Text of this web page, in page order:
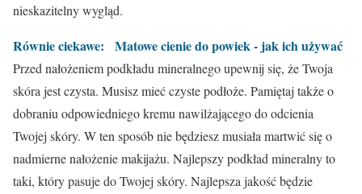
nieskazitelny wygląd.
Równie ciekawe: Matowe cienie do powiek - jak ich używać
Przed nałożeniem podkładu mineralnego upewnij się, że Twoja
skóra jest czysta. Musisz mieć czyste podłoże. Pamiętaj także o
dobraniu odpowiedniego kremu nawilżającego do odcienia
Twojej skóry. W ten sposób nie będziesz musiała martwić się o
nadmierne nałożenie makijażu. Najlepszy podkład mineralny to
taki, który pasuje do Twojej skóry. Najlepsza jakość będzie